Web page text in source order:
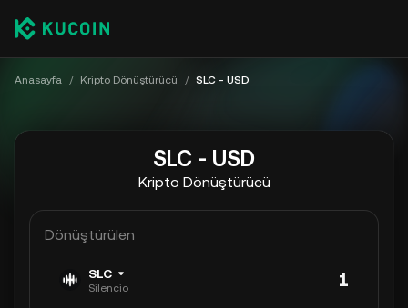
Anasayfa / Kripto Dönüştürücü / SLC - USD
SLC - USD
Kripto Dönüştürücü
Dönüştürülen
SLC
Silencio